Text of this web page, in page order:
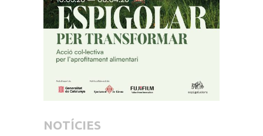
NOTÍCIES